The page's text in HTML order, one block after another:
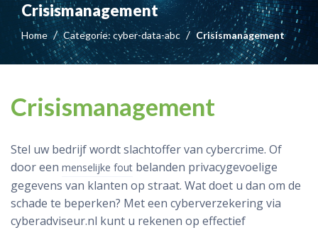
Crisismanagement
Home Categorie: cyber-data-abc Crisismanagement
Crisismanagement
Stel uw bedrijf wordt slachtoffer van cybercrime. Of
door een menselijke fout belanden privacygevoelige
gegevens van klanten op straat. Wat doet u dan om de
schade te beperken? Met een cyberverzekering via
cyberadviseur.nl kunt u rekenen op effectief